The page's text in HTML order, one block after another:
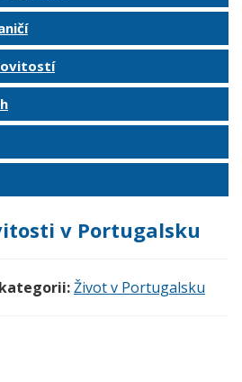
v Portugalsku
Život v Portugalsku